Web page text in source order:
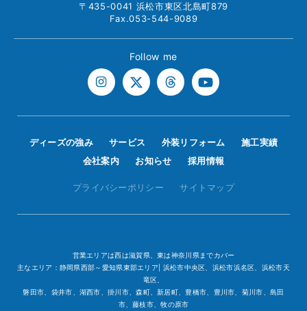
〒435-0041 浜松市東区北島町879
Fax.053-544-9089
Follow me
ディーズの強み サービス 外装リフォーム
施工実績
会社案内
お知らせ 採用情報
プライバシーポリシー サイトマップ
営業エリアは西は滋賀県、東は神奈川県までカバー
主なエリア：静岡県西部～愛知県東部エリア| 浜松市中央区、浜松市浜名区、浜松市天
竜区、
磐田市、袋井市、湖西市、掛川市、森町、新居町、豊橋市、豊川市、菊川市、島田
市、藤枝市、牧の原市